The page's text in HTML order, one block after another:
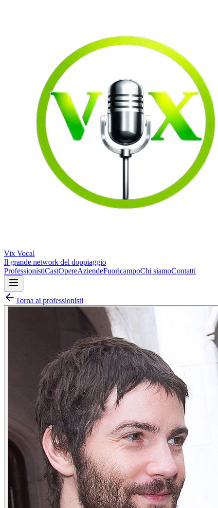
Vix Vocal
Il grande network del doppiaggio
ProfessionistiCastOpereAziendeFuoricampoChi siamoContatti
Torna ai professionisti